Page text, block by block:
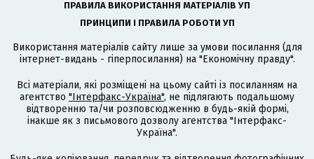
ПРАВИЛА ВИКОРИСТАННЯ МАТЕРІАЛІВ УП
ПРИНЦИПИ І ПРАВИЛА РОБОТИ УП
Використання матеріалів сайту лише за умови посилання (для
інтернет-видань - гіперпосилання) на "Економічну правду".
Всі матеріали, які розміщені на цьому сайті із посиланням на
агентство "Інтерфакс-Україна", не підлягають подальшому
відтворенню та/чи розповсюдженню в будь-якій формі,
інакше як з письмового дозволу агентства "Інтерфакс-
Україна".